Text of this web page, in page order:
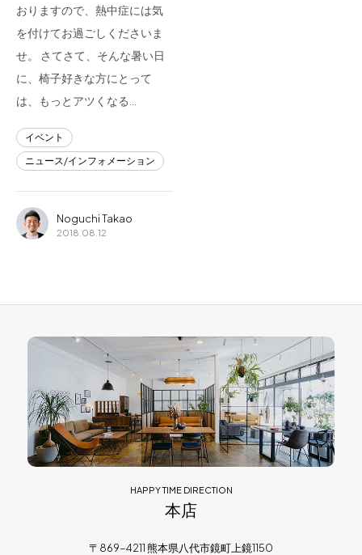
熊本店
Arv
おりますので、熱中症には気
を付けてお過ごしくださいま
せ。 さてさて、そんな暑い日
に、椅子好きな方にとって
は、もっとアツくなる…
イベント
ニュース/インフォメーション
Noguchi Takao
2018.08.12
HAPPY TIME DIRECTION
本店
〒869-4211 熊本県八代市鏡町上鏡1150